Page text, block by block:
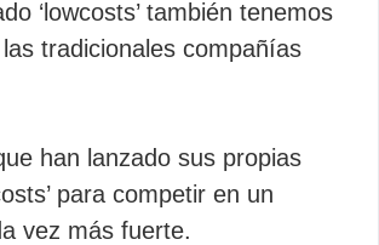
‘lowcosts’ también tenemos
tradicionales compañías
han lanzado sus propias
para competir en un
vez más fuerte.